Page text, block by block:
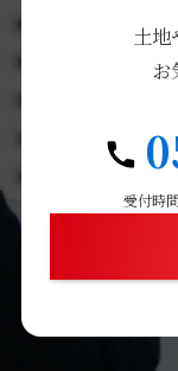
土地
お
受付時